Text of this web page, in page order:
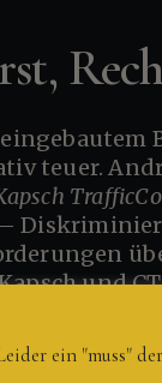
teuer.
und
ein "muss"